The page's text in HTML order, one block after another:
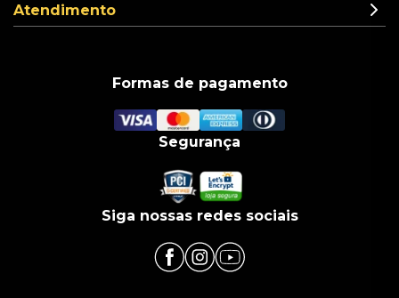
Atendimento
Formas de pagamento
Segurança
Siga nossas redes sociais